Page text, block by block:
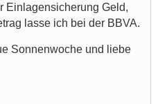
Einlagensicherung Geld,
lasse ich bei der BBVA.
Sonnenwoche und liebe